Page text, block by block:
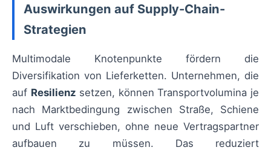
Auswirkungen auf Supply-Chain-
Strategien
Multimodale Knotenpunkte fördern die
Diversifikation von Lieferketten. Unternehmen, die
auf Resilienz setzen, können Transportvolumina je
nach Marktbedingung zwischen Straße, Schiene
und Luft verschieben, ohne neue Vertragspartner
aufbauen zu müssen. Das reduziert